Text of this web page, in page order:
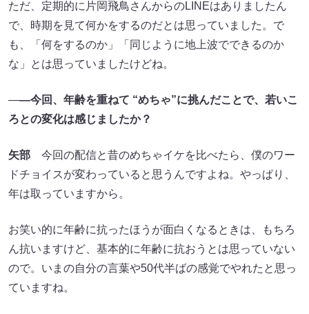
ただ、定期的に片岡飛鳥さんからのLINEはありましたん
で、時期を見て何かをするのだとは思っていました。で
も、「何をするのか」「同じように地上波でできるのか
な」とは思っていましたけどね。
――今回、年齢を重ねて “めちゃ”に挑んだことで、若いこ
ろとの変化は感じましたか？
矢部 今回の配信と昔のめちゃイケを比べたら、僕のワー
ドチョイスが変わっていると思うんですよね。やっぱり、
年は取っていますから。
お笑い的に年齢に抗ったほうが面白くなるときは、もちろ
ん抗いますけど、基本的に年齢に抗おうとは思っていない
ので。いまの自分の言葉や50代半ばの感覚でやれたと思っ
ていますね。